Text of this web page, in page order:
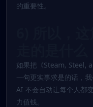
的重要性。
如果把《Steam, Steel,
一句更实事求是的话，我
AI 不会自动让每个人都
力值钱。